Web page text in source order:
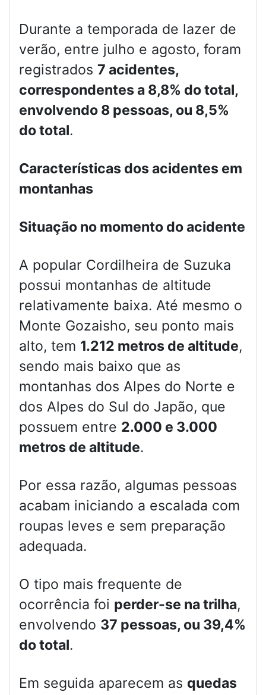
Durante a temporada de lazer de
verão, entre julho e agosto, foram
registrados 7 acidentes,
correspondentes a 8,8% do total,
envolvendo 8 pessoas, ou 8,5%
do total.
Características dos acidentes em
montanhas
Situação no momento do acidente
A popular Cordilheira de Suzuka
possui montanhas de altitude
relativamente baixa. Até mesmo o
Monte Gozaisho, seu ponto mais
alto, tem 1.212 metros de altitude,
sendo mais baixo que as
montanhas dos Alpes do Norte e
dos Alpes do Sul do Japão, que
possuem entre 2.000 e 3.000
metros de altitude.
Por essa razão, algumas pessoas
acabam iniciando a escalada com
roupas leves e sem preparação
adequada.
O tipo mais frequente de
ocorrência foi perder-se na trilha,
envolvendo 37 pessoas, ou 39,4%
do total.
Em seguida aparecem as quedas